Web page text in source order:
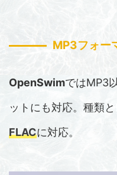
MP3フォー
OpenSwimではMP3
ットにも対応。種類
FLACに対応。